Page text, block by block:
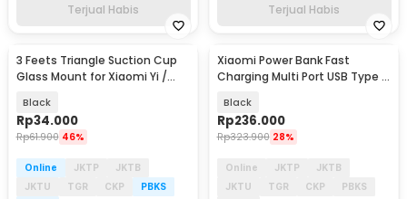
Terjual Habis Terjual Habis
3 Feets Triangle Suction Cup
Glass Mount for Xiaomi Yi /
Black
Rp34.000
Rp61.900 46%
Online JKTP
JKTB
JKTU
TGR CKP
PBKS
Akan Datang
Xiaomi Power Bank Fast
Charging Multi Port USB Type C
Black
Rp236.000
Rp323.900 28%
Online JKTP
JKTB
JKTU
TGR CKP
PBKS